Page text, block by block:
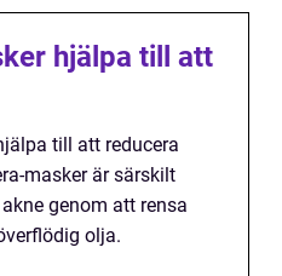
hjälpa till att
till att reducera
masker är särskilt
genom att rensa
olja.